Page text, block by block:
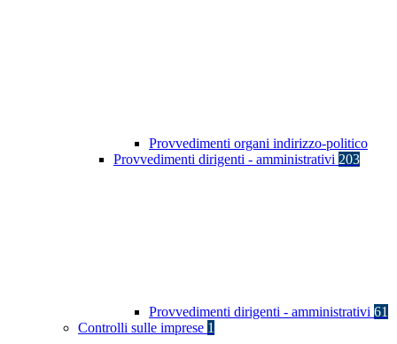
Provvedimenti organi indirizzo-politico
Provvedimenti dirigenti - amministrativi 203
Provvedimenti dirigenti - amministrativi 61
Controlli sulle imprese 1